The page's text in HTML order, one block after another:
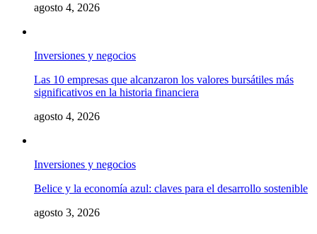
agosto 4, 2026
Inversiones y negocios
Las 10 empresas que alcanzaron los valores bursátiles más
significativos en la historia financiera
agosto 4, 2026
Inversiones y negocios
Belice y la economía azul: claves para el desarrollo sostenible
agosto 3, 2026